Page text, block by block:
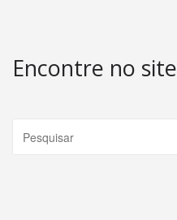
Encontre no site